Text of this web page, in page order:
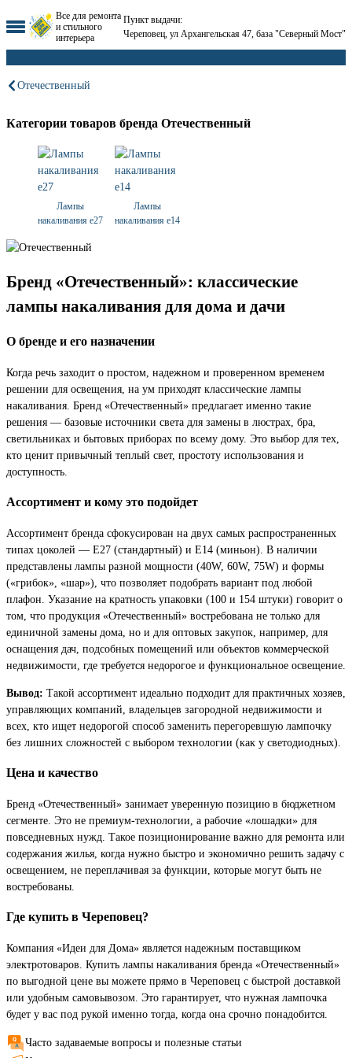
Все для ремонта
и стильного
интерьера
Пункт выдачи:
Череповец, ул Архангельская 47, база "Северный Мост"
Отечественный
Категории товаров бренда Отечественный
Лампы
накаливания е27
Лампы
накаливания е14
Бренд «Отечественный»: классические
лампы накаливания для дома и дачи
О бренде и его назначении
Когда речь заходит о простом, надежном и проверенном временем
решении для освещения, на ум приходят классические лампы
накаливания. Бренд «Отечественный» предлагает именно такие
решения — базовые источники света для замены в люстрах, бра,
светильниках и бытовых приборах по всему дому. Это выбор для тех,
кто ценит привычный теплый свет, простоту использования и
доступность.
Ассортимент и кому это подойдет
Ассортимент бренда сфокусирован на двух самых распространенных
типах цоколей — E27 (стандартный) и E14 (миньон). В наличии
представлены лампы разной мощности (40W, 60W, 75W) и формы
(«грибок», «шар»), что позволяет подобрать вариант под любой
плафон. Указание на кратность упаковки (100 и 154 штуки) говорит о
том, что продукция «Отечественный» востребована не только для
единичной замены дома, но и для оптовых закупок, например, для
оснащения дач, подсобных помещений или объектов коммерческой
недвижимости, где требуется недорогое и функциональное освещение.
Вывод: Такой ассортимент идеально подходит для практичных хозяев,
управляющих компаний, владельцев загородной недвижимости и
всех, кто ищет недорогой способ заменить перегоревшую лампочку
без лишних сложностей с выбором технологии (как у светодиодных).
Цена и качество
Бренд «Отечественный» занимает уверенную позицию в бюджетном
сегменте. Это не премиум-технологии, а рабочие «лошадки» для
повседневных нужд. Такое позиционирование важно для ремонта или
содержания жилья, когда нужно быстро и экономично решить задачу с
освещением, не переплачивая за функции, которые могут быть не
востребованы.
Где купить в Череповец?
Компания «Идеи для Дома» является надежным поставщиком
электротоваров. Купить лампы накаливания бренда «Отечественный»
по выгодной цене вы можете прямо в Череповец с быстрой доставкой
или удобным самовывозом. Это гарантирует, что нужная лампочка
будет у вас под рукой именно тогда, когда она срочно понадобится.
Часто задаваемые вопросы и полезные статьи